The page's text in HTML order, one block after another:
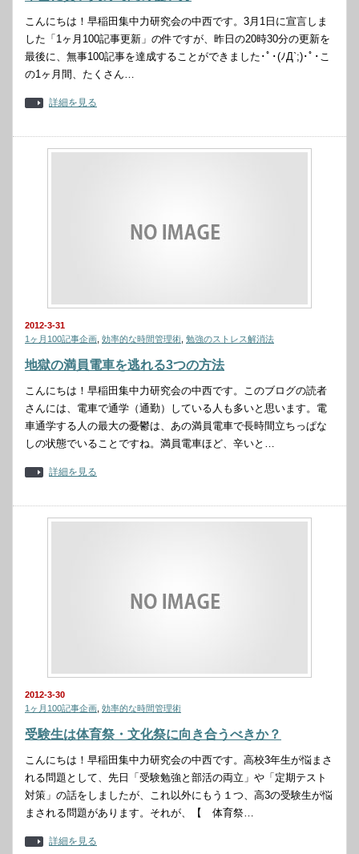
こんにちは！早稲田集中力研究会の中西です。3月1日に宣言しま
した「1ヶ月100記事更新」の件ですが、昨日の20時30分の更新を
最後に、無事100記事を達成することができました･ﾟ･(ﾉД`;)･ﾟ･こ
の1ヶ月間、たくさん…
詳細を見る
2012-3-31
1ヶ月100記事企画 効率的な時間管理術 勉強のストレス解消法
地獄の満員電車を逃れる3つの方法
こんにちは！早稲田集中力研究会の中西です。このブログの読者
さんには、電車で通学（通勤）している人も多いと思います。電
車通学する人の最大の憂鬱は、あの満員電車で長時間立ちっぱな
しの状態でいることですね。満員電車ほど、辛いと…
詳細を見る
2012-3-30
1ヶ月100記事企画 効率的な時間管理術
受験生は体育祭・文化祭に向き合うべきか？
こんにちは！早稲田集中力研究会の中西です。高校3年生が悩まさ
れる問題として、先日「受験勉強と部活の両立」や「定期テスト
対策」の話をしましたが、これ以外にもう１つ、高3の受験生が悩
まされる問題があります。それが、【 体育祭…
詳細を見る